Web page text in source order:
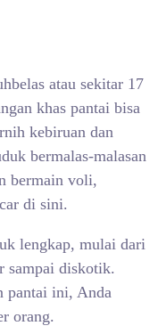
atau sekitar 17
khas pantai bisa
kebiruan dan
bermalas-malasan
bermain voli,
di sini.
lengkap, mulai dari
sampai diskotik.
pantai ini, Anda
orang.